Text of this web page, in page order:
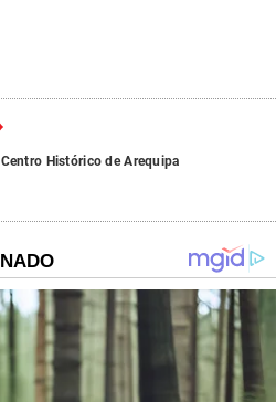
Centro Histórico de Arequipa